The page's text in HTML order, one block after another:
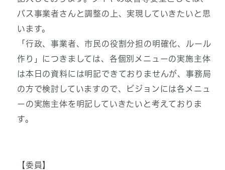
バス事業者さんと調整の上、実現していきたいと思
います。
「行政、事業者、市民の役割分担の明確化、ルール
作り」につきましては、各個別メニューの実施主体
は本日の資料には明記できておりませんが、事務局
の方で検討していますので、ビジョンには各メニュ
ーの実施主体を明記していきたいと考えておりま
す。
【委員】